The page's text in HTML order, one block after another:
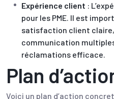
Expérience client :
pour les PME. Il est
satisfaction client claire,
communication
réclamations efficace.
Plan
Voici un plan d’action